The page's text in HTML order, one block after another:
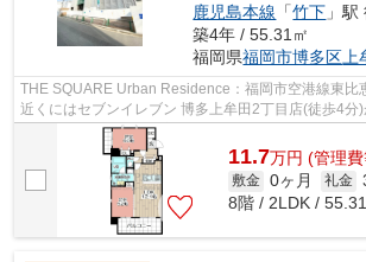
鹿児島本線 「竹下 」
築4年 / 55.31㎡
福岡県福岡市博多区
THE SQUARE Urban Residence：福岡市空港線東比
近くにはセブンイレブン 博多上牟田2丁目店(徒歩4分)
い物に便利です。共用部にはエレベータ・...
11.7万円 (管理
敷金 0ヶ月 礼金
8階 / 2LDK /